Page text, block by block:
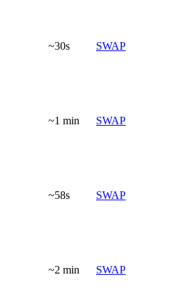
~30s SWAP
~1 min SWAP
~58s SWAP
~2 min SWAP